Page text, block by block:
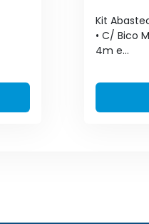
Kit
• C/ Bico
4m e...